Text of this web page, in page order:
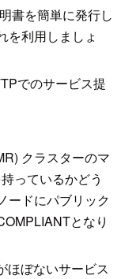
書を簡単に発行し
を利用しましょ
でのサービス提
クラスターのマ
っているかどう
ードにパブリック
となり
ほぼないサービス